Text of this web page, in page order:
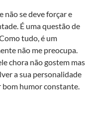
não se deve forçar e
É uma questão de
tudo, é um
não me preocupa.
chora não gostem mas
a sua personalidade
bom humor constante.